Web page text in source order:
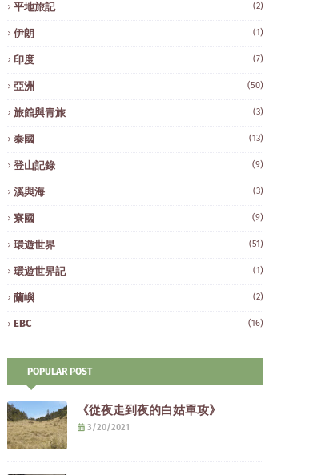
平地旅記 (2)
伊朗 (1)
印度 (7)
亞洲 (50)
旅館與青旅 (3)
泰國 (13)
登山記錄 (9)
溪與海 (3)
寮國 (9)
環遊世界 (51)
環遊世界記 (1)
蘭嶼 (2)
EBC (16)
POPULAR POST
《從夜走到夜的白姑單攻》
3/20/2021